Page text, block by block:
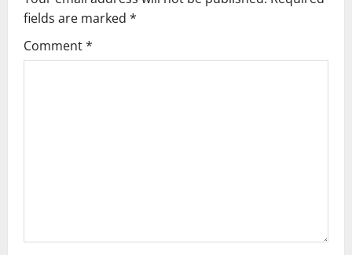
i
g
fields are marked *
Comment*